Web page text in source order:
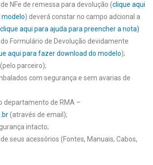
NFe de remessa para devolução (clique aqui
modelo) deverá constar no campo adcional a
aqui para ajuda para preencher a nota)
Formulário de Devolução devidamente
aqui para fazer download do modelo);
parceiro);
com segurança e sem avarias de
departamento de RMA –
(através de email);
intacto;
seus acessórios (Fontes, Manuais, Cabos,